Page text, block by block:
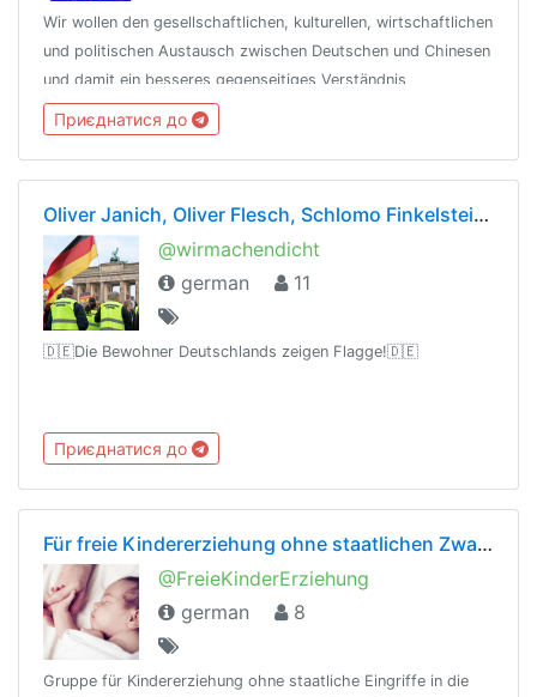
Wir wollen den gesellschaftlichen, kulturellen, wirtschaftlichen
und politischen Austausch zwischen Deutschen und Chinesen
und damit ein besseres gegenseitiges Verständnis
vorantreiben. Website: www.chinese-in-germany.de
Приєднатися до
Oliver Janich, Oliver Flesch, Schlomo Finkelstein News Gruppe
@wirmachendicht
german
11
🇩🇪Die Bewohner Deutschlands zeigen Flagge!🇩🇪
Приєднатися до
Für freie Kindererziehung ohne staatlichen Zwang
@FreieKinderErziehung
german
8
Gruppe für Kindererziehung ohne staatliche Eingriffe in die